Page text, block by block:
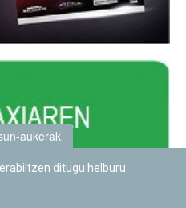
aukerak
ditugu helburu